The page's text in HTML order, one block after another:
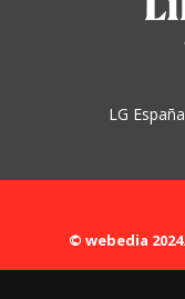
LG España
© webedia